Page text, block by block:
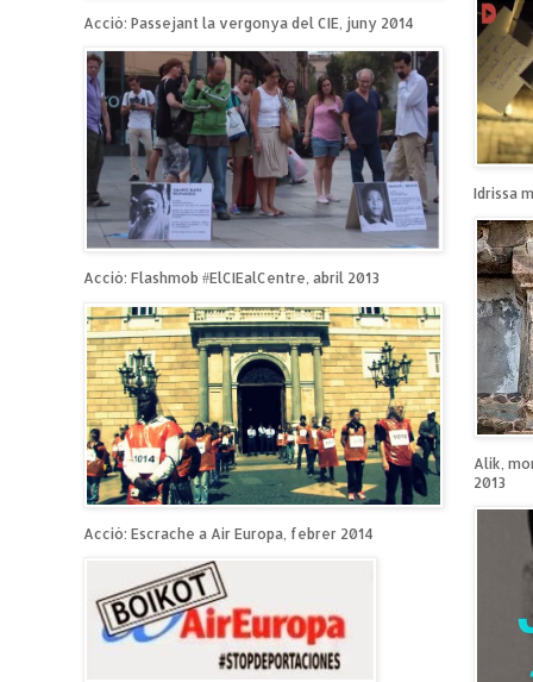
Acció: Passejant la vergonya del CIE, juny 2014
Acció: Flashmob #ElCIEalCentre, abril 2013
Acció: Escrache a Air Europa, febrer 2014
Idrissa
Alik,
2013